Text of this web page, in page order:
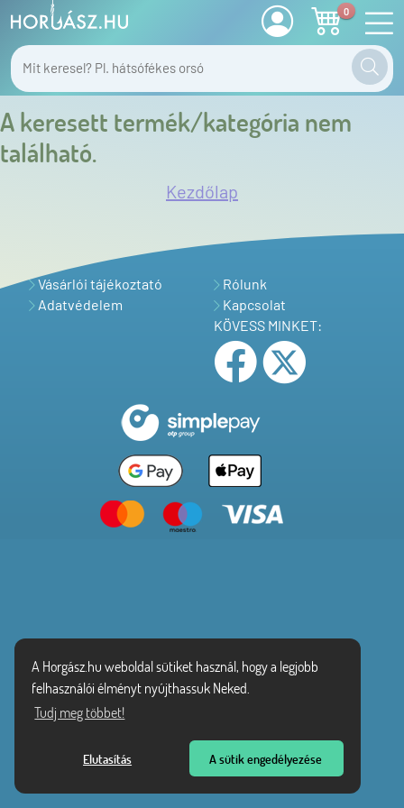
A Horgász.hu weboldal sütiket használ, hogy a legjobb
felhasználói élményt nyújthassuk Neked.
Tudj meg többet!
Elutasítás A sütik engedélyezése
0
A keresett termék/kategória nem
található.
Kezdőlap
Vásárlói tájékoztató
Adatvédelem
Rólunk
Kapcsolat
KÖVESS MINKET: